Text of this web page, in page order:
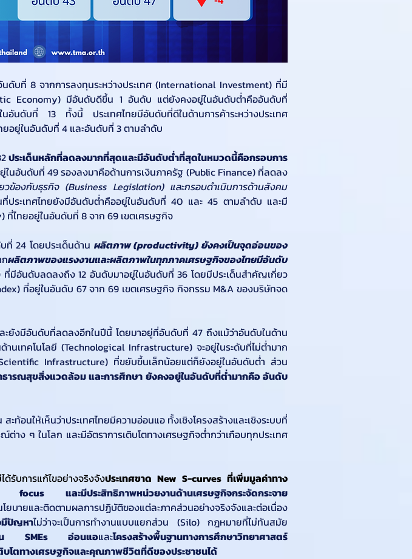
บที่ 8 จากการลงทุนระหว่างประเทศ (International Investment) ที่มี
Economy) มีอันดับดีขึ้น 1 อันดับ แต่ยังคงอยู่ในอันดับต่ำคืออันดับที่
บที่ 13 ทั้งนี้ ประเทศไทยมีอันดับที่ดีในด้านการค้าระหว่างประเทศ
ยอยู่ในอันดับที่ 4 และอันดับที่ 3 ตามลำดับ
ประเด็นหลักที่ลดลงมากที่สุดและมีอันดับต่ำที่สุดในหมวดนี้คือกรอบการ
นอันดับที่ 49 รองลงมาคือด้านการเงินภาครัฐ (Public Finance) ที่ลดลง
วข้องกับธุรกิจ (Business Legislation) และกรอบดำเนินการด้านสังคม
ที่ประเทศไทยยังมีอันดับต่ำคืออยู่ในอันดับที่ 40 และ 45 ตามลำดับ และมี
ไทยอยู่ในอันดับที่ 8 จาก 69 เขตเศรษฐกิจ
24 โดยประเด็นด้าน ผลิตภาพ (productivity) ยังคงเป็นจุดอ่อนของ
ผลิตภาพของแรงงานและผลิตภาพในทุกภาคเศรษฐกิจของไทยมีอันดับ
ที่มีอันดับลดลงถึง 12 อันดับมาอยู่ในอันดับที่ 36 โดยมีประเด็นสำคัญเกี่ยว
ที่อยู่ในอันดับ 67 จาก 69 เขตเศรษฐกิจ กิจกรรม M&A ของบริษัทจด
ยังมีอันดับที่ลดลงอีกในปีนี้ โดยมาอยู่ที่อันดับที่ 47 ถึงแม้ว่าอันดับในด้าน
เทคโนโลยี (Technological Infrastructure) จะอยู่ในระดับที่ไม่ต่ำมาก
Infrastructure) ที่ขยับขึ้นเล็กน้อยแต่ก็ยังอยู่ในอันดับต่ำ ส่วน
ธารณสุขสิ่งแวดล้อม และการศึกษา ยังคงอยู่ในอันดับที่ต่ำมากคือ อันดับ
อนให้เห็นว่าประเทศไทยมีความอ่อนแอ ทั้งเชิงโครงสร้างและเชิงระบบที่
ง ๆ ในโลก และมีอัตราการเติบโตทางเศรษฐกิจต่ำกว่าเกือบทุกประเทศ
รับการแก้ไขอย่างจริงจังประเทศขาด New S-curves ที่เพิ่มมูลค่าทาง
มี focus และมีประสิทธิภาพหน่วยงานด้านเศรษฐกิจกระจัดกระจาย
บายและติดตามผลการปฏิบัติของแต่ละภาคส่วนอย่างจริงจังและต่อเนื่อง
มีปัญหา
SMEs อ่อนแอและโครงสร้างพื้นฐานทางการศึกษาวิทยาศาสตร์
โตทางเศรษฐกิจและคุณภาพชีวิตที่ดีของประชาชนได้